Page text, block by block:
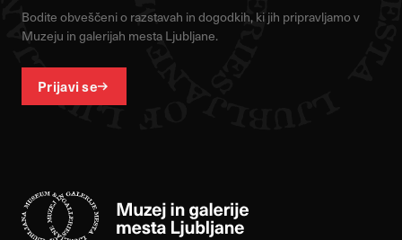
Bodite obveščeni o razstavah in dogodkih, ki jih pripravljamo v
Muzeju in galerijah mesta Ljubljane.
Prijavi se